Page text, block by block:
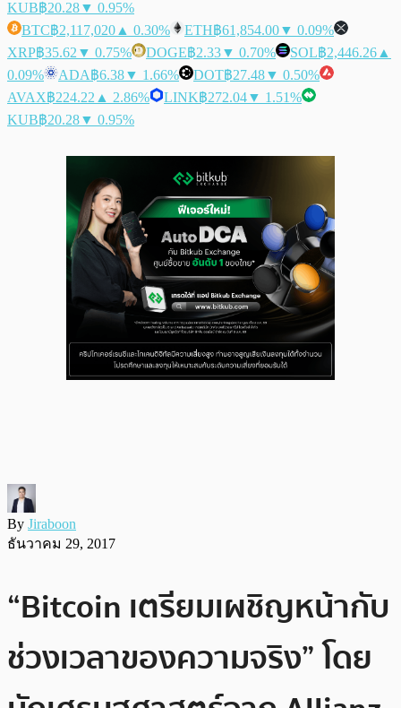
KUB฿20.28▼ 0.95%
BTC฿2,117,020 ▲ 0.30% ETH฿61,854.00▼ 0.09%
XRP฿35.62 ▼ 0.75% DOGE฿2.33▼ 0.70% SOL฿2,446.26 ▲
0.09%
ADA฿6.38▼ 1.66% DOT฿27.48▼ 0.50%
AVAX฿224.22 ▲ 2.86% LINK฿272.04▼ 1.51%
KUB฿20.28▼ 0.95%
By Jiraboon
ธันวาคม 29, 2017
“Bitcoin เตรียมเผชิญหน้ากับ
ช่วงเวลาของความจริง” โดย